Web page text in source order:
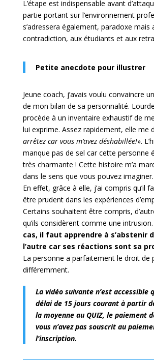
L’étape est indispensable avant
partie portant sur l’environnement
s’adressera également, paradoxe mais
contradiction, aux étudiants et aux
Petite anecdote pour illustrer
Jeune coach, j’avais voulu convaincre
de mon bilan de sa personnalité.
procède à un inventaire exhaustif de
lui exprime. Assez rapidement, elle me
arrêtez car vous m’avez déshabillée!».
manque pas de sel car cette personne
très charmante ! Cette histoire m’a
dans le sens que vous pouvez imaginer.
En effet, grâce à elle, j’ai compris qu’il
être prudent dans les expériences
Certains souhaitent être compris,
qu’ils considèrent comme une intrusion.
cas, il faut apprendre à s’abstenir
l’autre car ses réactions sont sa
La personne a parfaitement le droit de
différemment.
La vidéo suivante n’est accessible
délai de 15 jours courant à partir
la moyenne au QUIZ, le paiement
vous n’avez pas souscrit au
l’inscription.